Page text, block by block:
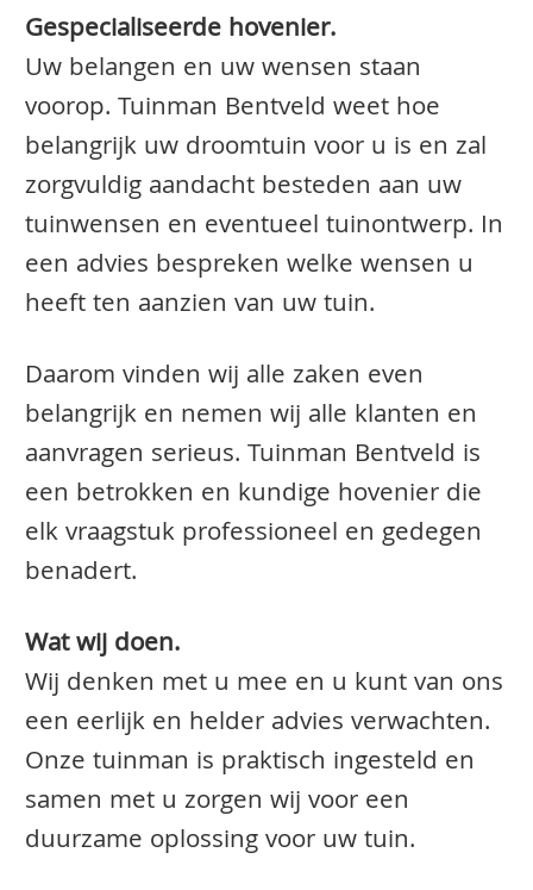
Gespecialiseerde hovenier.
Uw belangen en uw wensen staan
voorop. Tuinman Bentveld weet hoe
belangrijk uw droomtuin voor u is en zal
zorgvuldig aandacht besteden aan uw
tuinwensen en eventueel tuinontwerp. In
een advies bespreken welke wensen u
heeft ten aanzien van uw tuin.
Daarom vinden wij alle zaken even
belangrijk en nemen wij alle klanten en
aanvragen serieus. Tuinman Bentveld is
een betrokken en kundige hovenier die
elk vraagstuk professioneel en gedegen
benadert.
Wat wij doen.
Wij denken met u mee en u kunt van ons
een eerlijk en helder advies verwachten.
Onze tuinman is praktisch ingesteld en
samen met u zorgen wij voor een
duurzame oplossing voor uw tuin.